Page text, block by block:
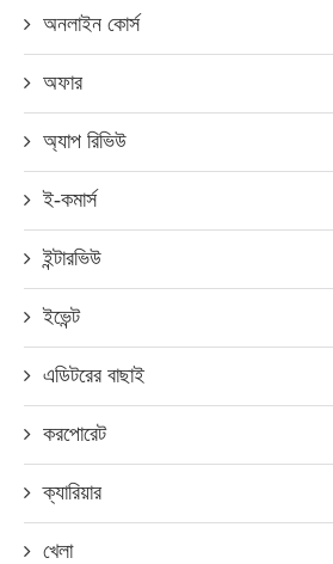
অনলাইন কোর্স
অফার
অ্যাপ রিভিউ
ই-কমার্স
ইন্টারভিউ
ইভেন্ট
এডিটরের বাছাই
করপোরেট
ক্যারিয়ার
খেলা